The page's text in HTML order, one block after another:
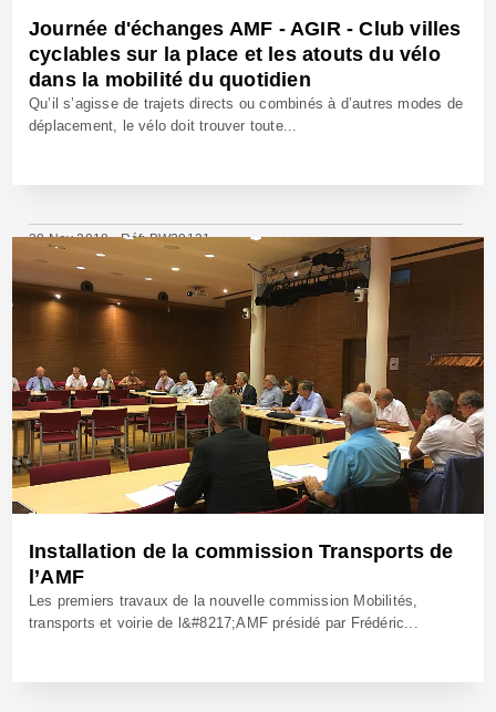
Journée d'échanges AMF - AGIR - Club villes
cyclables sur la place et les atouts du vélo
dans la mobilité du quotidien
Qu’il s’agisse de trajets directs ou combinés à d’autres modes de
déplacement, le vélo doit trouver toute...
28 Nov 2018 - Réf: BW39131
Installation de la commission Transports de
l’AMF
Les premiers travaux de la nouvelle commission Mobilités,
transports et voirie de l&#8217;AMF présidé par Frédéric...